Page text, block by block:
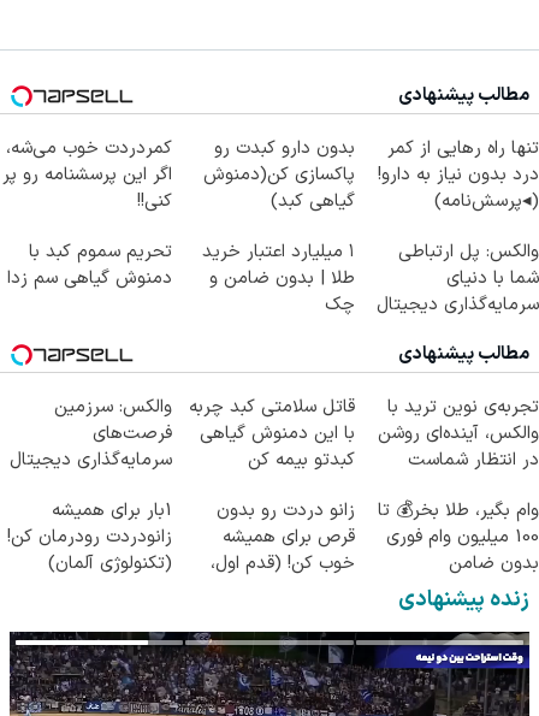
مطالب پیشنهادی
تنها راه رهایی از کمر
درد بدون نیاز به دارو!
(◂پرسش‌نامه)
بدون دارو کبدت رو
پاکسازی کن(دمنوش
گیاهی کبد)
کمردردت خوب می‌شه،
اگر این پرسشنامه رو پر
کنی!!
والکس: پل ارتباطی
شما با دنیای
سرمایه‌گذاری دیجیتال
۱ میلیارد اعتبار خرید
طلا | بدون ضامن و
چک
تحریم سموم کبد با
دمنوش گیاهی سم زدا
مطالب پیشنهادی
تجربه‌ی نوین ترید با
والکس، آینده‌ای روشن
در انتظار شماست
قاتل سلامتی کبد چربه
با این دمنوش گیاهی
کبدتو بیمه کن
والکس: سرزمین
فرصت‌های
سرمایه‌گذاری دیجیتال
وام بگیر، طلا بخر💰 تا
100 میلیون وام فوری
بدون ضامن
زانو دردت رو بدون
قرص برای همیشه
خوب کن! (قدم اول،
1بار برای همیشه
زانودردت رودرمان کن!
(تکنولوژی آلمان)
زنده پیشنهادی